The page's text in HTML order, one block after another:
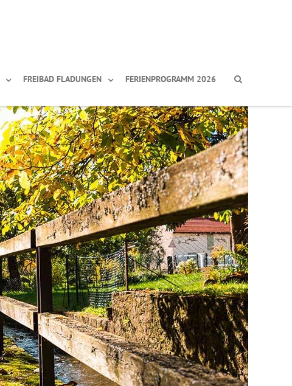
FREIBAD FLADUNGEN FERIENPROGRAMM 2026